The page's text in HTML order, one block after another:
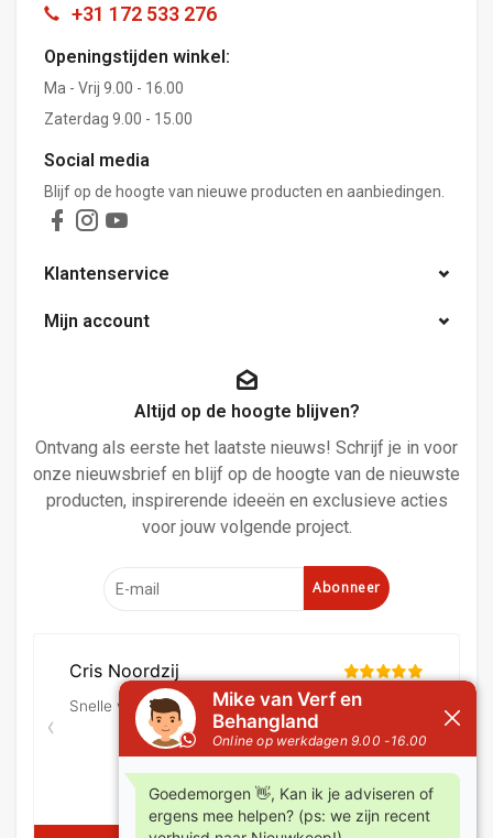
+31 172 533 276
Openingstijden winkel:
Ma - Vrij 9.00 - 16.00
Zaterdag 9.00 - 15.00
Social media
Blijf op de hoogte van nieuwe producten en aanbiedingen.
Klantenservice
Mijn account
Altijd op de hoogte blijven?
Ontvang als eerste het laatste nieuws! Schrijf je in voor
onze nieuwsbrief en blijf op de hoogte van de nieuwste
producten, inspirerende ideeën en exclusieve acties
voor jouw volgende project.
Abonneer